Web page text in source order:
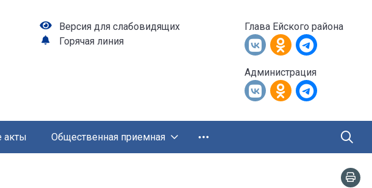
Версия для слабовидящих
Горячая линия
Глава Ейского района
Администрация
акты Общественная приемная